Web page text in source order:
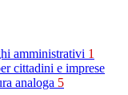
amministrativi 1
cittadini e imprese
analoga 5